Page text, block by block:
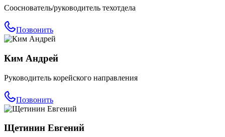
Сооснователь/руководитель техотдела
Позвонить
Ким Андрей
Руководитель корейского направления
Позвонить
Щетинин Евгений